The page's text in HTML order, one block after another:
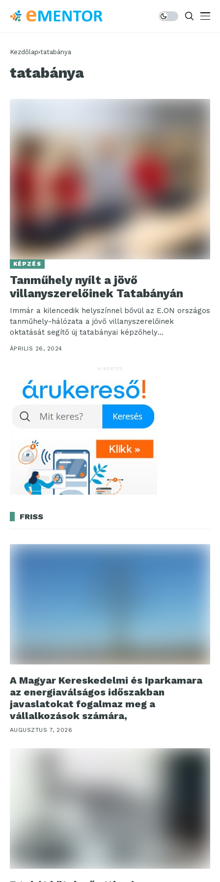
Kezdőlap tatabánya
tatabánya
KÉPZÉS
Tanműhely nyílt a jövő
villanyszerelőinek Tatabányán
Immár a kilencedik helyszínnel bővül az E.ON országos
tanműhely-hálózata a jövő villanyszerelőinek
oktatását segítő új tatabányai képzőhely
megnyitásával. A nagy kapacitású, jól felszerelt...
ÁPRILIS 26, 2024
HIRDETÉS
FRISS
A Magyar Kereskedelmi és Iparkamara
az energiaválságos időszakban
javaslatokat fogalmaz meg a
vállalkozások számára,
AUGUSZTUS 7, 2026